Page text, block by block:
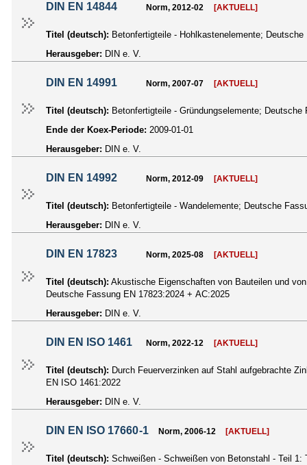
DIN EN 14844 Norm, 2012-02 [AKTUELL]
Titel (deutsch): Betonfertigteile - Hohlkastenelemente;
Herausgeber: DIN e. V.
DIN EN 14991 Norm, 2007-07 [AKTUELL]
Titel (deutsch): Betonfertigteile - Gründungselemente; Deutsche
Ende der Koex-Periode: 2009-01-01
Herausgeber: DIN e. V.
DIN EN 14992 Norm, 2012-09 [AKTUELL]
Titel (deutsch): Betonfertigteile - Wandelemente; Deutsche
Herausgeber: DIN e. V.
DIN EN 17823 Norm, 2025-08 [AKTUELL]
Titel (deutsch): Akustische Eigenschaften von Bauteilen und
Deutsche Fassung EN 17823:2024 + AC:2025
Herausgeber: DIN e. V.
DIN EN ISO 1461 Norm, 2022-12 [AKTUELL]
Titel (deutsch): Durch Feuerverzinken auf Stahl aufgebrachte
EN ISO 1461:2022
Herausgeber: DIN e. V.
DIN EN ISO 17660-1 Norm, 2006-12 [AKTUELL]
Titel (deutsch): Schweißen - Schweißen von Betonstahl - Teil 1: